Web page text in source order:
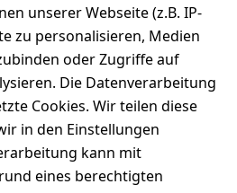
Versandkosten
1
unserer Webseite (z.B. IP-
zu personalisieren, Medien
oder Zugriffe auf
Die Datenverarbeitung
Cookies. Wir teilen diese
in den Einstellungen
kann mit
eines berechtigten